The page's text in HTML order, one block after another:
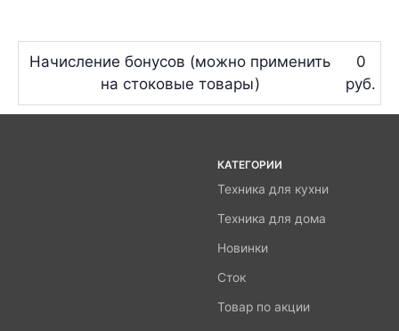
Начисление бонусов (можно применить
на стоковые товары)
0
руб.
КАТЕГОРИИ
Техника для кухни
Техника для дома
Новинки
Сток
Товар по акции